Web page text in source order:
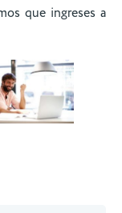
que ingreses a